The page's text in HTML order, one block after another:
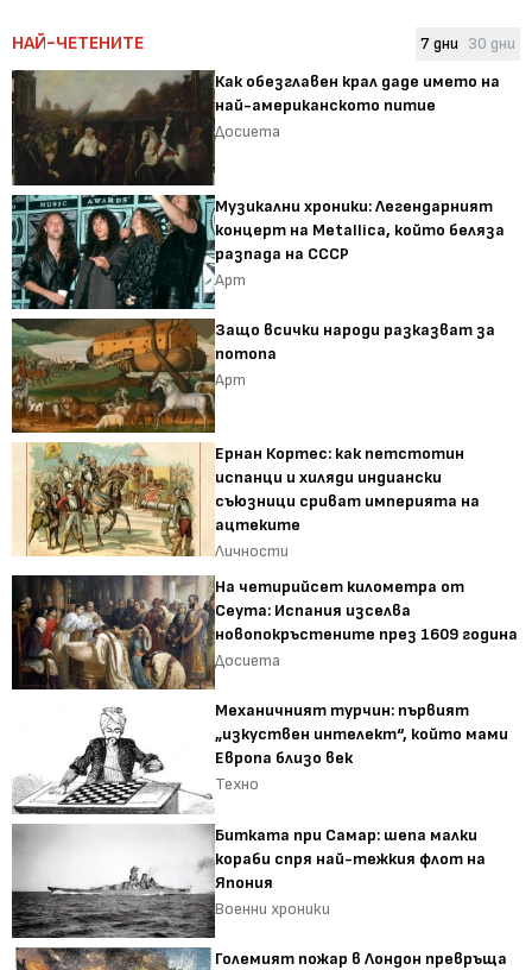
НАЙ-ЧЕТЕНИТЕ 7 дни 30 дни
Как обезглавен крал даде името на
най-американското питие
Досиета
Музикални хроники: Легендарният
концерт на Metallica, който беляза
разпада на СССР
Арт
Защо всички народи разказват за
потопа
Арт
Ернан Кортес: как петстотин
испанци и хиляди индиански
съюзници сриват империята на
ацтеките
Личности
На четирийсет километра от
Сеута: Испания изселва
новопокръстените през 1609 година
Досиета
Механичният турчин: първият
„изкуствен интелект“, който мами
Европа близо век
Техно
Битката при Самар: шепа малки
кораби спря най-тежкия флот на
Япония
Военни хроники
Големият пожар в Лондон превръща